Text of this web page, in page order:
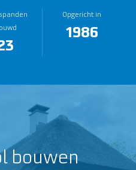
Opgericht in
2003
bouwen